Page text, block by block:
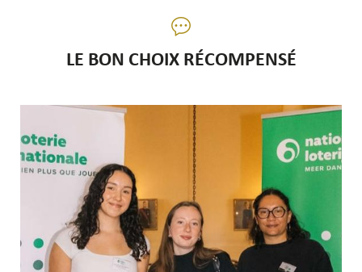
LE BON CHOIX RÉCOMPENSÉ